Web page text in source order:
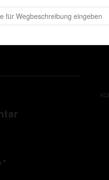
- DE - Peter Wackel LIVE in Köln (I
*